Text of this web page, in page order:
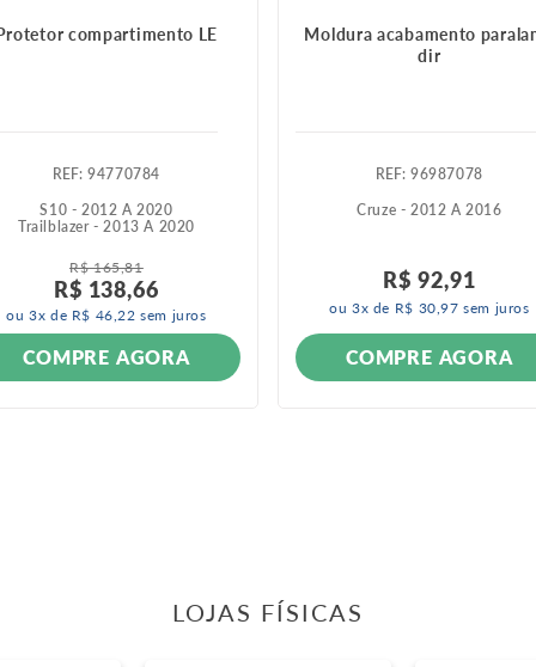
compartimento LE
:94770784
S10 - 2012 A 2020
Trailblazer - 2013 A 2020
R$ 165,81
R$ 138,66
ou3x de R$ 46 22 sem juros
COMPRE AGORA
Moldura acabamento
dir
:96987078
Cruze - 2012 A 2016
R$ 92,91
ou3x de R$ 30 ,97 sem juros
COMPRE AGORA
LOJAS FÍSICAS